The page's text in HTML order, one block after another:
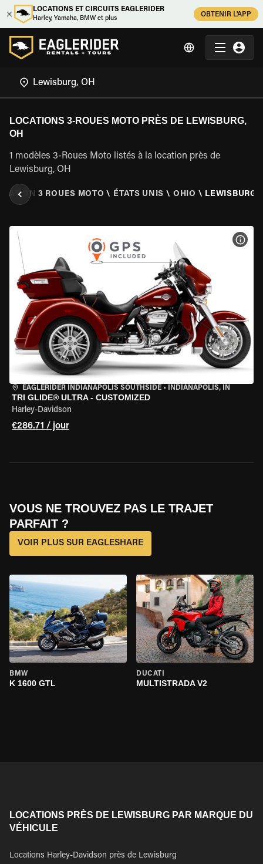
LOCATIONS ET CIRCUITS EAGLERIDER
Harley, Yamaha, BMW et plus
OBTENIR L'APP
LOCATIONS 3-ROUES MOTO PRÈS DE LEWISBURG,
OH
1 modèles 3-Roues Moto listés à la location près de
Lewisburg, OH
3 ROUES MOTO \ ÉTATS UNIS \ OHIO \ LEWISBURG,
EAGLERIDER INDIANAPOLIS SOUTHSIDE • INDIANAPOLIS, IN
TRI GLIDE® ULTRA - CUSTOMIZED
Harley-Davidson
€286.71 / jour
VOUS NE TROUVEZ PAS LE TRAJET
PARFAIT ?
VOIR PLUS SUR EAGLESHARE
BMW
K 1600 GTL
DUCATI
MULTISTRADA V2
LOCATIONS PRÈS DE LEWISBURG PAR MARQUE DU
VÉHICULE
Locations Harley-Davidson près de Lewisburg